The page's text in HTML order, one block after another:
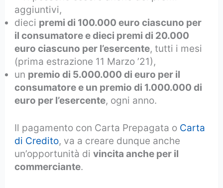
aggiuntivi,
dieci premi di 100.000 euro ciascuno per
il consumatore e dieci premi di 20.000
euro ciascuno per l’esercente, tutti i mesi
(prima estrazione 11 Marzo ’21),
un premio di 5.000.000 di euro per il
consumatore e un premio di 1.000.000 di
euro per l’esercente, ogni anno.
Il pagamento con Carta Prepagata o Carta
di Credito, va a creare dunque anche
un’opportunità divincita anche per il
commerciante.